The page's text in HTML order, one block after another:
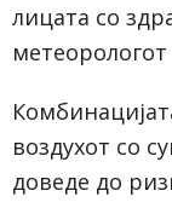
лицата со
метеорологот
воздухот со
доведе до